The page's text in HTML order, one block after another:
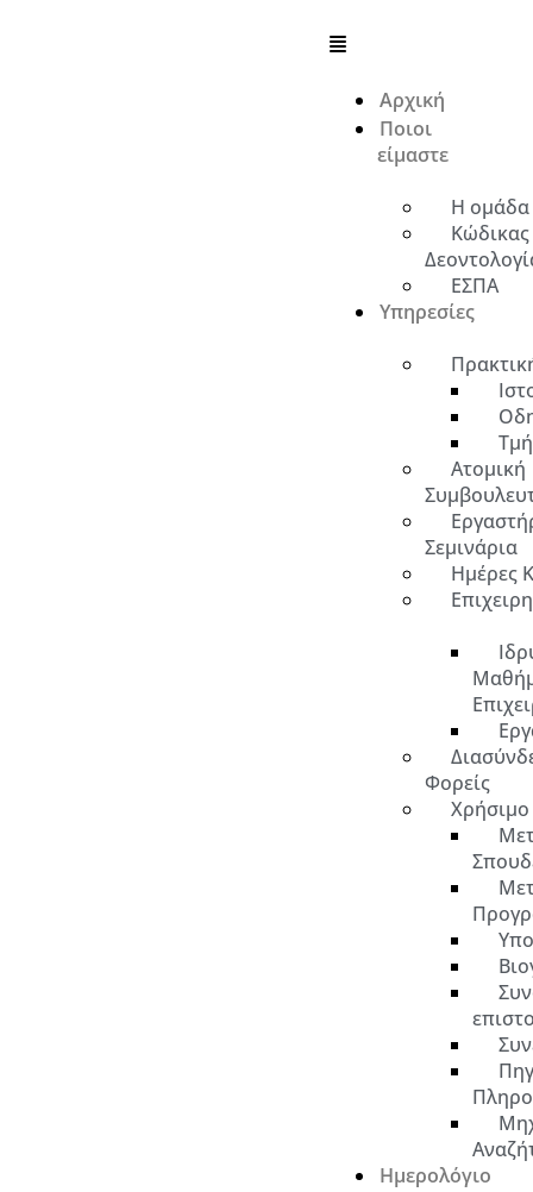
Αρχική
Ποιοι
είμαστε
Η ομάδα
Κώδικας
ΕΣΠΑ
Υπηρεσίες
Ατομική
Σεμινάρια
Ημέρες
Φορείς
Χρήσιμο
Ημερολόγιο